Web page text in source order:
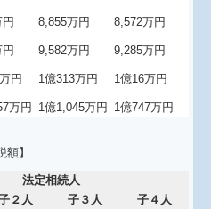
8,855万円 8,572万円
9,582万円
9,285万円
円 1億313万円 1億16万円
万円 1億1,045万円
1億747万円
】
法定相続人
２人 子３人
子４人